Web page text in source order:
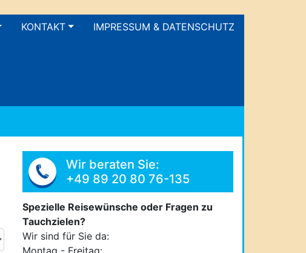
KONTAKT IMPRESSUM & DATENSCHUTZ
Wir beraten Sie:
+49 89 20 80 76-135
Spezielle Reisewünsche oder Fragen zu
Tauchzielen?
Wir sind für Sie da:
Montag - Freitag: